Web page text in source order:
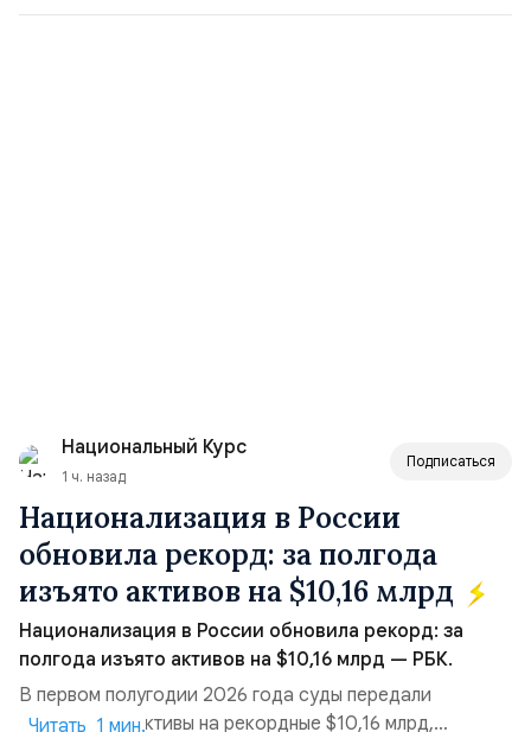
Национальный Курс
1 ч. назад
Подписаться
Национализация в России
обновила рекорд: за полгода
изъято активов на $10,16 млрд
Национализация в России обновила рекорд: за
полгода изъято активов на $10,16 млрд — РБК.
В первом полугодии 2026 года суды передали
государству активы на рекордные $10,16 млрд,
Читать 1 мин.